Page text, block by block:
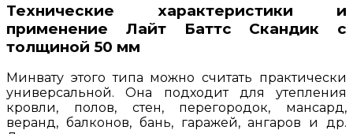
Технические характеристики и
применение Лайт Баттс Скандик с
толщиной 50 мм
Минвату этого типа можно считать практически
универсальной. Она подходит для утепления
кровли, полов, стен, перегородок, мансард,
веранд, балконов, бань, гаражей, ангаров и др.